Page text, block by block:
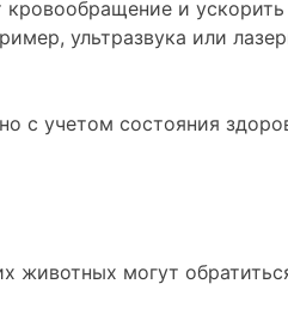
и ускорить
ультразвука или
с учетом состояния
могут